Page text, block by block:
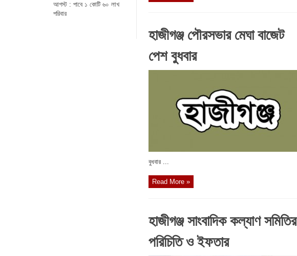
হাজীগঞ্জ পৌরসভার মেঘা বাজেট
পেশ বুধবার
বুধবার ...
Read More »
হাজীগঞ্জ সাংবাদিক কল্যাণ সমিতির
পরিচিতি ও ইফতার
আগস্ট : পাবে ১ কোটি ৬০ লাখ
পরিবার